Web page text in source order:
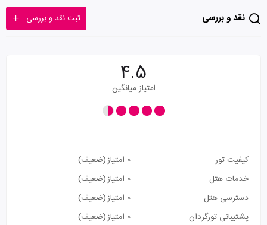
نقد و بررسی ثبت نقد و بررسی
4.5
امتیاز میانگین
کیفیت تور 0 امتیاز
(ضعیف)
خدمات هتل
0 امتیاز
(ضعیف)
دسترسی هتل
0 امتیاز
(ضعیف)
پشتیبانی تورگردان
0 امتیاز (ضعیف)